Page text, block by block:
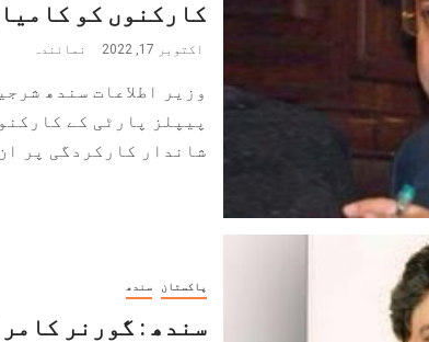
کارکنوں کو
اکتوبر 17, 2022 نمائندہ
وزیر اطلاعات سندھ
پیپلز پارٹی کے
شاندار کارکردگی پر
پاکستان سندھ
سندھ : گورنر